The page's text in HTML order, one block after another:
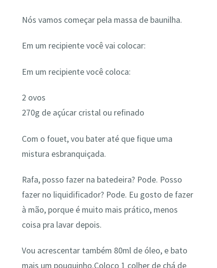
Nós vamos começar pela massa de baunilha.
Em um recipiente você vai colocar:
Em um recipiente você coloca:
2 ovos
270g de açúcar cristal ou refinado
Com o fouet, vou bater até que fique uma
mistura esbranquiçada.
Rafa, posso fazer na batedeira? Pode. Posso
fazer no liquidificador? Pode. Eu gosto de fazer
à mão, porque é muito mais prático, menos
coisa pra lavar depois.
Vou acrescentar também 80ml de óleo, e bato
mais um pouquinho.Coloco 1 colher de chá de